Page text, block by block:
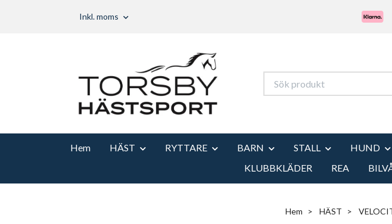
Inkl. moms
Hem HÄST RYTTARE BARN STALL HUND
KLUBBKLÄDER
REA
Hem HÄST